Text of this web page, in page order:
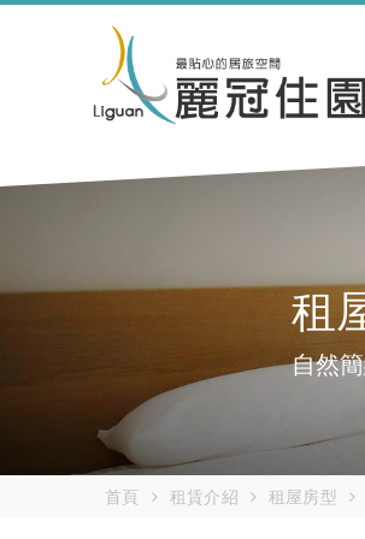
租
自然
首頁 租賃介紹 租屋房型